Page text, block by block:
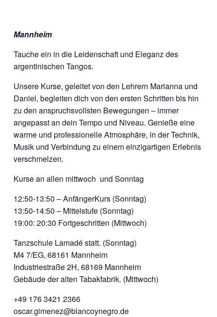
Mannheim
Tauche ein in die Leidenschaft und Eleganz des
argentinischen Tangos.
Unsere Kurse, geleitet von den Lehrern Marianna und
Daniel, begleiten dich von den ersten Schritten bis hin
zu den anspruchsvollsten Bewegungen – immer
angepasst an dein Tempo und Niveau. Genieße eine
warme und professionelle Atmosphäre, in der Technik,
Musik und Verbindung zu einem einzigartigen Erlebnis
verschmelzen.
Kurse an allen mittwoch und Sonntag
12:50-13:50 – AnfängerKurs (Sonntag)
13:50-14:50 – Mittelstufe (Sonntag)
19:00: 20:30 Fortgeschritten (Mittwoch)
Tanzschule Lamadé statt. (Sonntag)
M4 7/EG, 68161 Mannheim
Industriestraße 2H, 68169 Mannheim
Gebäude der alten Tabakfabrik. (Mittwoch)
+49 176 3421 2366
oscar.gimenez@blancoynegro.de